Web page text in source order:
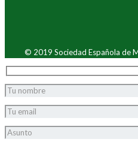
© 2019 Sociedad Española de